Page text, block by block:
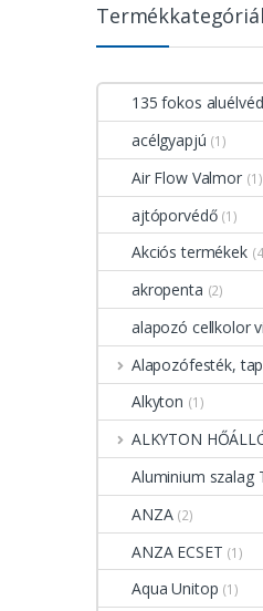
135 fokos
acélgyapjú (1)
Air Flow Valmor (1)
ajtóporvédő (1)
Akciós termékek
akropenta (2)
alapozó cellkolor
Alapozófesték,
Alkyton (1)
ALKYTON
Aluminium szalag
ANZA (2)
ANZA ECSET (1)
Aqua Unitop (1)